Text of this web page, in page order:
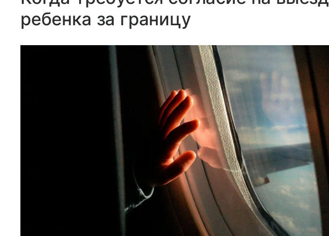
ребенка за границу